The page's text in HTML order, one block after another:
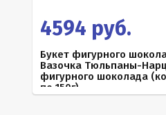
4594 руб.
Букет фигурного
Вазочка Тюльпаны-
фигурного шоколада
по 150г)